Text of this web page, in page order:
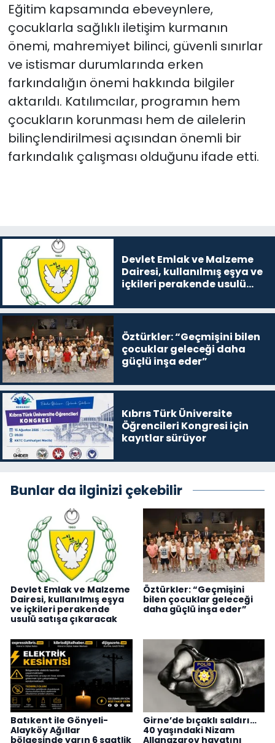
Eğitim kapsamında ebeveynlere,
çocuklarla sağlıklı iletişim kurmanın
önemi, mahremiyet bilinci, güvenli sınırlar
ve istismar durumlarında erken
farkındalığın önemi hakkında bilgiler
aktarıldı. Katılımcılar, programın hem
çocukların korunması hem de ailelerin
bilinçlendirilmesi açısından önemli bir
farkındalık çalışması olduğunu ifade etti.
Devlet Emlak ve Malzeme
Dairesi, kullanılmış eşya ve
içkileri perakende usulü
Öztürkler: “Geçmişini bilen
çocuklar geleceği daha
güçlü inşa eder”
Kıbrıs Türk Üniversite
Öğrencileri Kongresi için
kayıtlar sürüyor
Bunlar da ilginizi çekebilir
Devlet Emlak ve Malzeme
Dairesi, kullanılmış eşya
ve içkileri perakende
usulü satışa çıkaracak
Öztürkler: “Geçmişini
bilen çocuklar geleceği
daha güçlü inşa eder”
Batıkent ile Gönyeli-
Alayköy Ağıllar
bölgesinde yarın 6 saatlik
Girne’de bıçaklı saldırı…
40 yaşındaki Nizam
Allanazarov hayatını